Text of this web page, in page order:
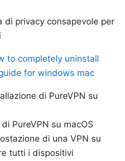
di privacy consapevole per
to completely uninstall
for windows mac
di PureVPN su
PureVPN su macOS
di una VPN su
tutti i dispositivi